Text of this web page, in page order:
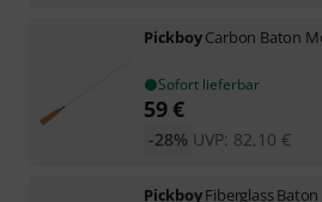
PickboyCarbon Baton
Sofort lieferbar
59€
UVP: 82,10 €
-28%
PickboyFiberglass